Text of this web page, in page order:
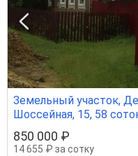
Земельный участок,
Шоссейная, 15, 58
850 000 ₽
14 655 ₽ за сотку